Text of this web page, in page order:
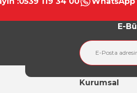
E-
Kurumsal